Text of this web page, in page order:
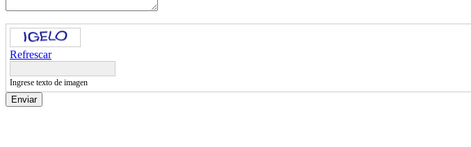
Refrescar
Ingrese texto de imagen